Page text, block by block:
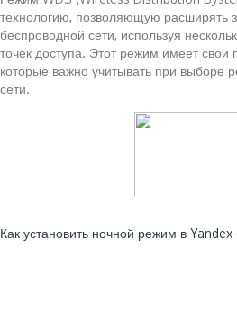
технологию, позволяющую расширять
беспроводной сети, используя
точек доступа. Этот режим имеет свои
которые важно учитывать при выборе
сети.
Как установить ночной режим в